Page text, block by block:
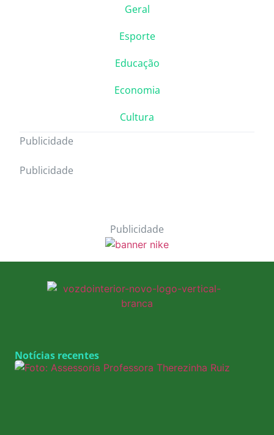
Geral
Esporte
Educação
Economia
Cultura
Publicidade
Publicidade
Publicidade
Notícias recentes